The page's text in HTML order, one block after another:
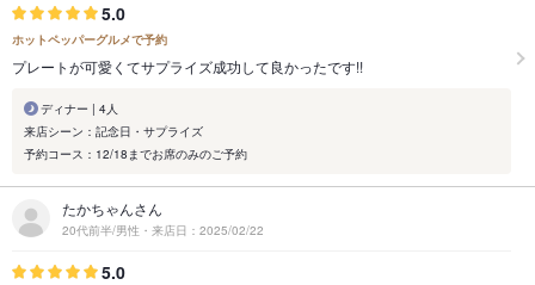
5.0
ホットペッパーグルメで予約
プレートが可愛くてサプライズ成功して良かったです!!
ディナー | 4人
来店シーン：記念日・サプライズ
予約コース：12/18までお席のみのご予約
たかちゃんさん
20代前半/男性・来店日：2025/02/22
5.0